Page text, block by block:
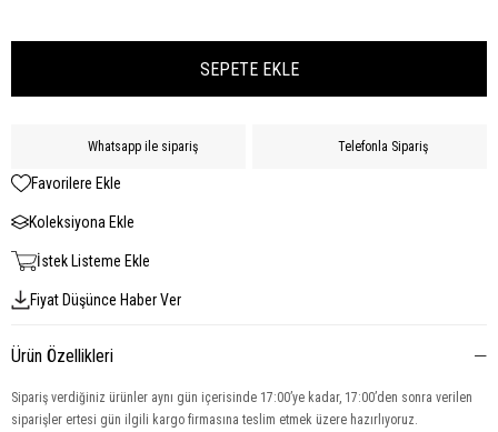
Whatsapp ile sipariş Telefonla Sipariş
Favorilere Ekle
Koleksiyona Ekle
İstek Listeme Ekle
Fiyat Düşünce Haber Ver
Ürün Özellikleri
Sipariş verdiğiniz ürünler aynı gün içerisinde 17:00’ye kadar, 17:00’den sonra verilen
siparişler ertesi gün ilgili kargo firmasına teslim etmek üzere hazırlıyoruz.